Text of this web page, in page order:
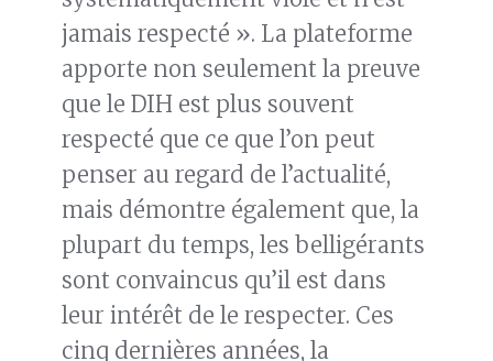
jamais respecté ». La plateforme
apporte non seulement la preuve
que le DIH est plus souvent
respecté que ce que l’on peut
penser au regard de l’actualité,
mais démontre également que, la
plupart du temps, les belligérants
sont convaincus qu’il est dans
leur intérêt de le respecter. Ces
cinq dernières années, la